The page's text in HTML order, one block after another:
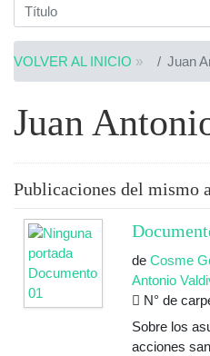
VOLVER AL INICIO » Juan
Juan
Publicaciones del mismo
deCosme
Antonio
N° de
Sobre los
acciones